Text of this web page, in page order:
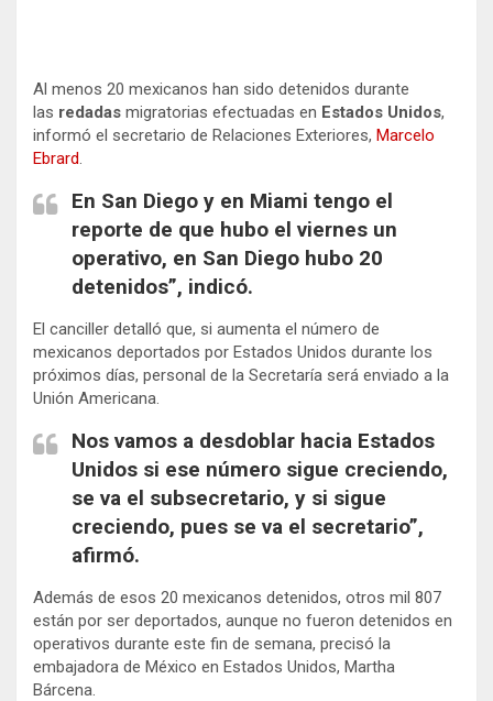
Al menos 20 mexicanos han sido detenidos durante
las redadas migratorias efectuadas en Estados Unidos,
informó el secretario de Relaciones Exteriores, Marcelo
Ebrard.
En San Diego y en Miami tengo el
reporte de que hubo el viernes un
operativo, en San Diego hubo 20
detenidos”, indicó.
El canciller detalló que, si aumenta el número de
mexicanos deportados por Estados Unidos durante los
próximos días, personal de la Secretaría será enviado a la
Unión Americana.
Nos vamos a desdoblar hacia Estados
Unidos si ese número sigue creciendo,
se va el subsecretario, y si sigue
creciendo, pues se va el secretario”,
afirmó.
Además de esos 20 mexicanos detenidos, otros mil 807
están por ser deportados, aunque no fueron detenidos en
operativos durante este fin de semana, precisó la
embajadora de México en Estados Unidos, Martha
Bárcena.